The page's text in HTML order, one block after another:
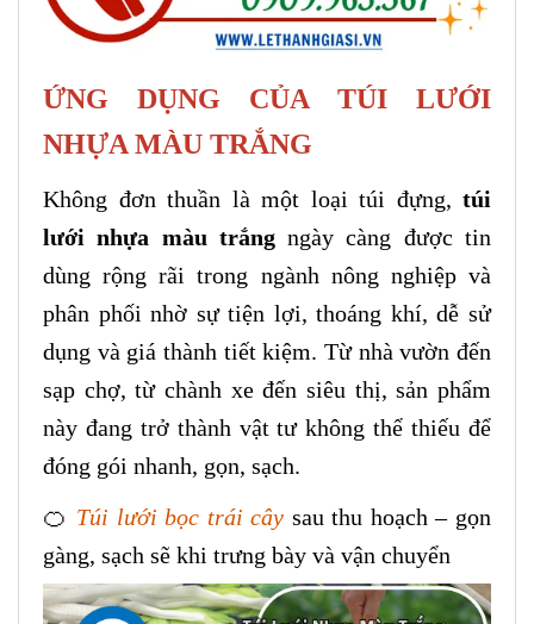
ỨNG DỤNG CỦA TÚI LƯỚI
NHỰA MÀU TRẮNG
Không đơn thuần là một loại túi đựng, túi
lưới nhựa màu trắngngày càng được tin
dùng rộng rãi trong ngành nông nghiệp và
phân phối nhờ sự tiện lợi, thoáng khí, dễ sử
dụng và giá thành tiết kiệm. Từ nhà vườn đến
sạp chợ, từ chành xe đến siêu thị, sản phẩm
này đang trở thành vật tư không thể thiếu để
đóng gói nhanh, gọn, sạch.
🍊 Túi lưới bọc trái cây sau thu hoạch – gọn
gàng, sạch sẽ khi trưng bày và vận chuyển